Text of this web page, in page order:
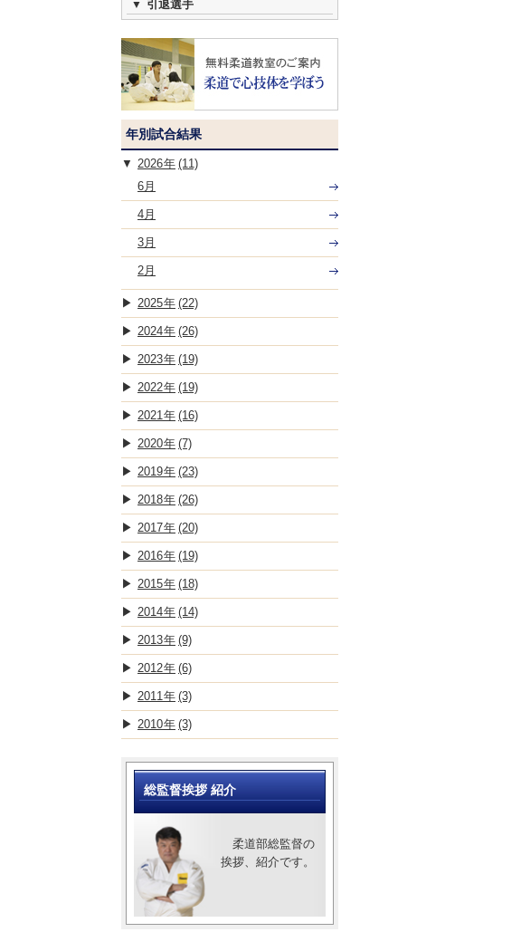
引退選手
年別試合結果
2026
(11)
6月
4月
3月
2月
2025 (22)
2024 (26)
2023 (19)
2022 (19)
2021 (16)
2020 (7)
2019 (23)
2018 (26)
2017 (20)
2016 (19)
2015 (18)
2014 (14)
2013 (9)
2012 (6)
2011 (3)
2010 (3)
総監督挨拶 紹介
柔道部総監督の
挨拶、紹介です。